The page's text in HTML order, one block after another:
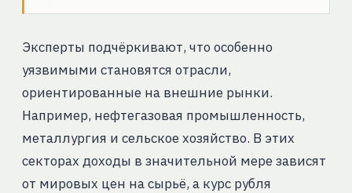
Эксперты подчёркивают, что особенно
уязвимыми становятся отрасли,
ориентированные на внешние рынки.
Например, нефтегазовая промышленность,
металлургия и сельское хозяйство. В этих
секторах доходы в значительной мере зависят
от мировых цен на сырьё, а курс рубля